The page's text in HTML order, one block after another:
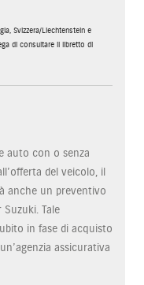
Svizzera/Liechtenstein e
di consultare il libretto di
auto con o senza
del veicolo, il
anche un preventivo
Tale
in fase di acquisto
assicurativa